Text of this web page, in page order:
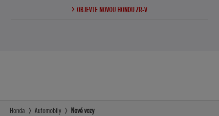
OBJEVTE NOVOU HONDU ZR-V
Honda Automobily Nové vozy